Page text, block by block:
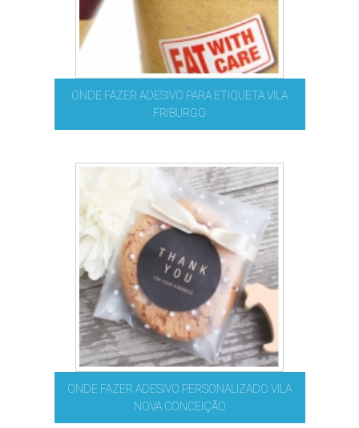
ONDE FAZER ADESIVO PARA ETIQUETA VILA
FRIBURGO
ONDE FAZER ADESIVO PERSONALIZADO VILA
NOVA CONCEIÇÃO